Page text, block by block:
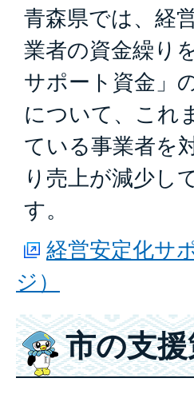
青森県では、経
業者の資金繰り
サポート資金」
について、これ
ている事業者を
り売上が減少し
す。
経営安定化サ
ジ）
市の支